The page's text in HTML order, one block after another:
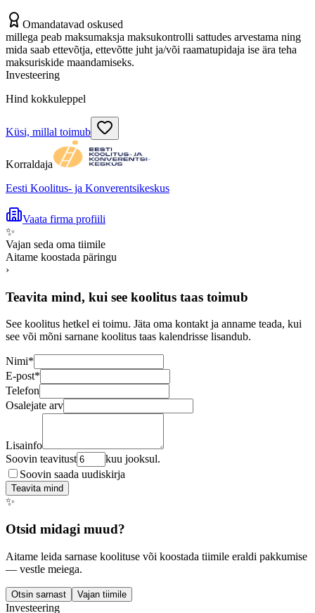
Omandatavad oskused
millega peab maksumaksja maksukontrolli sattudes arvestama ning
mida saab ettevõtja, ettevõtte juht ja/või raamatupidaja ise ära teha
maksuriskide maandamiseks.
Investeering
Hind kokkuleppel
Küsi, millal toimub
Korraldaja
Eesti Koolitus- ja Konverentsikeskus
Vaata firma profiili
✨
Vajan seda oma tiimile
Aitame koostada päringu
›
Teavita mind, kui see koolitus taas toimub
See koolitus hetkel ei toimu. Jäta oma kontakt ja anname teada, kui
see või mõni sarnane koolitus taas kalendrisse lisandub.
Nimi*
E-post*
Telefon
Osalejate arv
Lisainfo
Soovin teavitust
kuu jooksul.
Soovin saada uudiskirja
Teavita mind
✨
Otsid midagi muud?
Aitame leida sarnase koolituse või koostada tiimile eraldi pakkumise
— vestle meiega.
Otsin sarnast Vajan tiimile
Investeering